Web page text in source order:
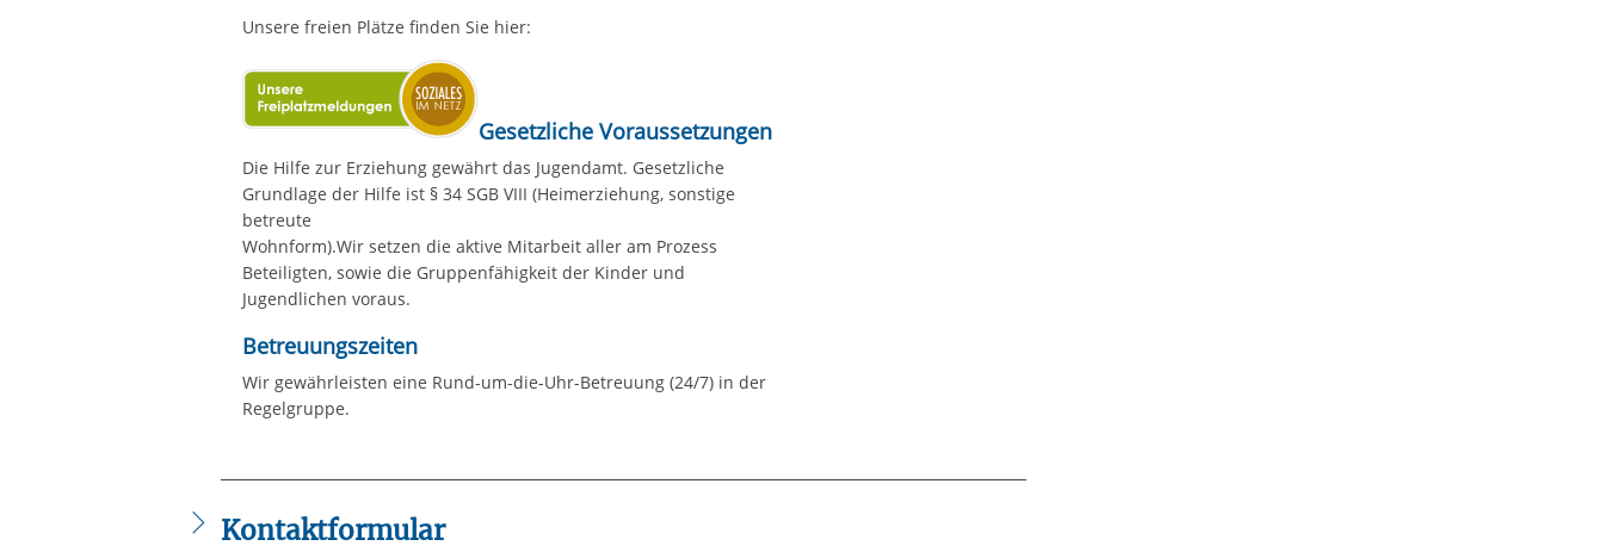
Unsere freien Plätze finden Sie hier:
Gesetzliche Voraussetzungen
Die Hilfe zur Erziehung gewährt das Jugendamt. Gesetzliche
Grundlage der Hilfe ist § 34 SGB VIII (Heimerziehung, sonstige
betreute
Wohnform).Wir setzen die aktive Mitarbeit aller am Prozess
Beteiligten, sowie die Gruppenfähigkeit der Kinder und
Jugendlichen voraus.
Betreuungszeiten
Wir gewährleisten eine Rund-um-die-Uhr-Betreuung (24/7) in der
Regelgruppe.
Kontaktformular